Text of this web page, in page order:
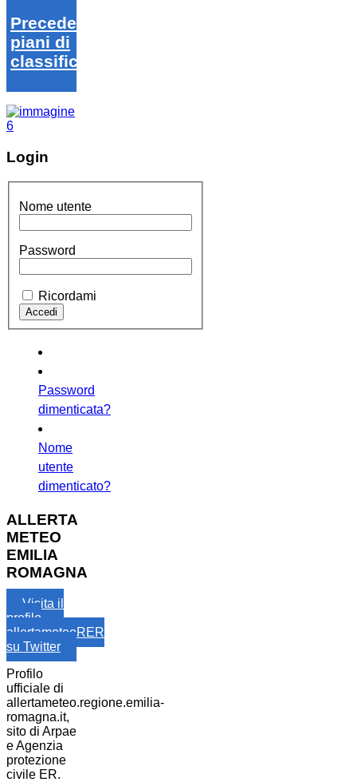
Precedenti
piani di
classifica
Login
Nome utente
Password
Ricordami
Password
dimenticata?
Nome
utente
dimenticato?
ALLERTA
METEO
EMILIA
ROMAGNA
Visita il
profilo
allertameteoRER
su Twitter
Profilo
ufficiale di
allertameteo.regione.emilia-
romagna.it,
sito di Arpae
e Agenzia
protezione
civile ER.